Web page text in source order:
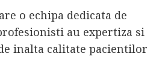
o echipa dedicata de
au expertiza si
inalta calitate pacientilor